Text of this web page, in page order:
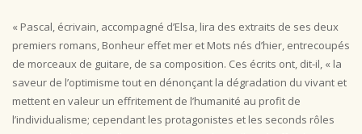
« Pascal, écrivain, accompagné d’Elsa, lira des extraits de ses deux
premiers romans, Bonheur effet mer et Mots nés d’hier, entrecoupés
de morceaux de guitare, de sa composition. Ces écrits ont, dit-il, « la
saveur de l’optimisme tout en dénonçant la dégradation du vivant et
mettent en valeur un effritement de l’humanité au profit de
l’individualisme; cependant les protagonistes et les seconds rôles